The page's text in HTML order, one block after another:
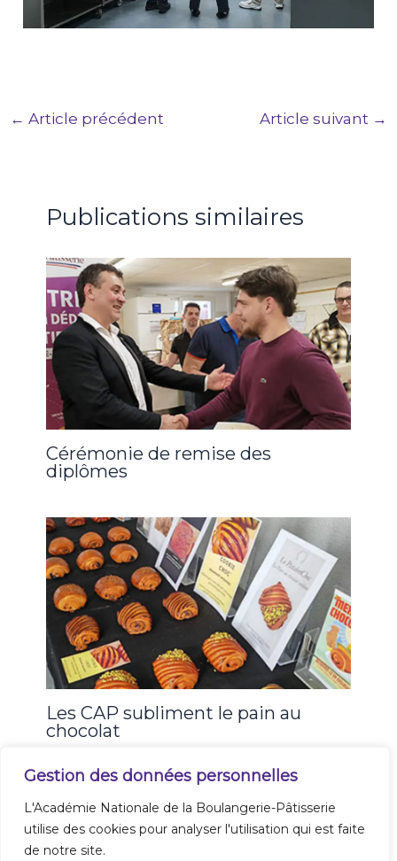
Gestion des données personnelles
L'Académie Nationale de la Boulangerie-Pâtisserie
utilise des cookies pour analyser l'utilisation qui est faite
de notre site.
← Article précédent Article suivant →
Publications similaires
Cérémonie de remise des
diplômes
Les CAP subliment le pain au
chocolat